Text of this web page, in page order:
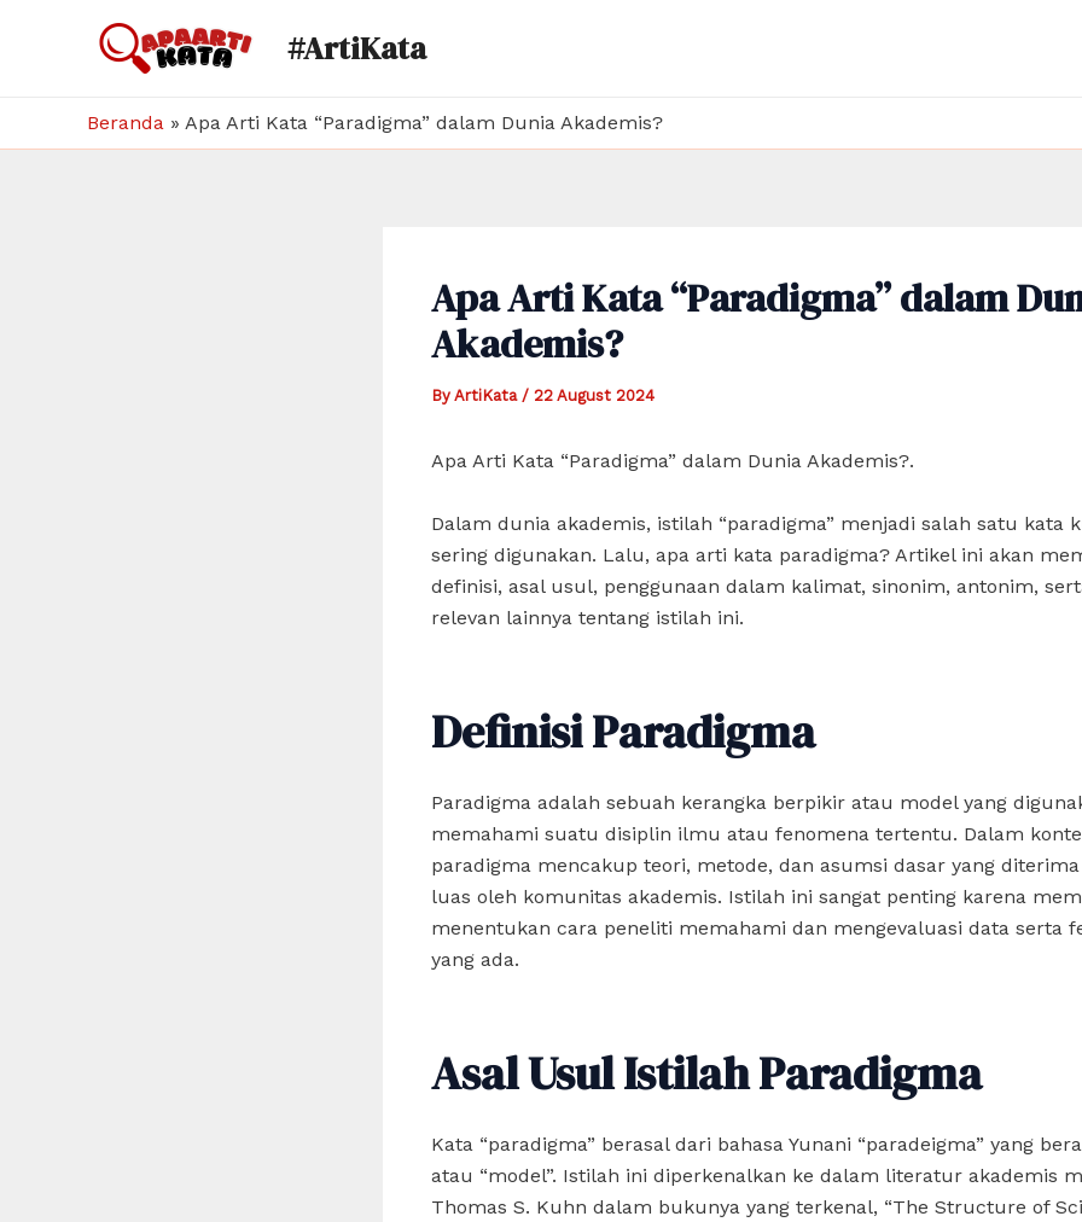
#ArtiKata
Beranda » Apa Arti Kata “Paradigma” dalam Dunia Akademis?
Apa Arti Kata “Paradigma” dalam
Akademis?
By ArtiKata / 22 August 2024
Apa Arti Kata “Paradigma” dalam Dunia Akademis?.
Dalam dunia akademis, istilah “paradigma” menjadi salah satu kata
sering digunakan. Lalu, apa arti kata paradigma? Artikel ini akan
definisi, asal usul, penggunaan dalam kalimat, sinonim, antonim,
relevan lainnya tentang istilah ini.
Definisi Paradigma
Paradigma adalah sebuah kerangka berpikir atau model yang
memahami suatu disiplin ilmu atau fenomena tertentu. Dalam
paradigma mencakup teori, metode, dan asumsi dasar yang
luas oleh komunitas akademis. Istilah ini sangat penting karena
menentukan cara peneliti memahami dan mengevaluasi data serta
yang ada.
Asal Usul Istilah Paradigma
Kata “paradigma” berasal dari bahasa Yunani “paradeigma” yang
atau “model”. Istilah ini diperkenalkan ke dalam literatur akademis
Thomas S. Kuhn dalam bukunya yang terkenal, “The Structure of